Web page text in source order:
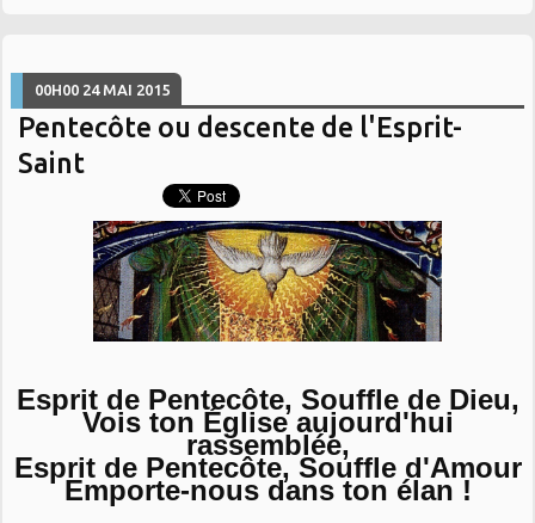
00H00 24 MAI 2015
Pentecôte ou descente de l'Esprit-
Saint
Esprit de Pentecôte, Souffle de Dieu,
Vois ton Église aujourd'hui
rassemblée,
Esprit de Pentecôte, Souffle d'Amour
Emporte-nous dans ton élan !